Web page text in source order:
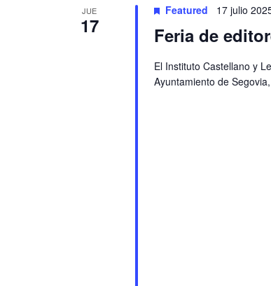
JUE
17
Featured 17 julio
Feria de
El Instituto Castellano y
Ayuntamiento de